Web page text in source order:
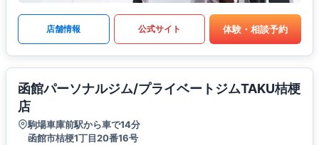
店舗情報 公式サイト 体験・相談予約
函館パーソナルジム/プライベートジムTAKU桔梗
店
駒場車庫前駅から車で14分
函館市桔梗1丁目20番16号